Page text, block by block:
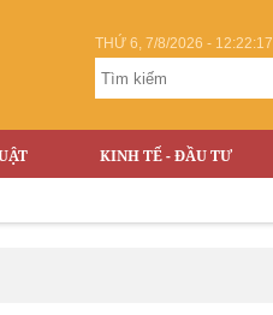
THỨ 6, 7/8/2026 - 12:22:18
KINH TẾ - ĐẦU TƯ